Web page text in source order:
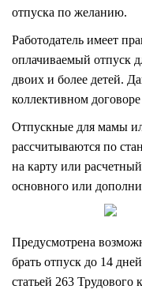
отпуска по желанию.
Работодатель имеет
оплачиваемый отпуск
двоих и более детей.
коллективном
Отпускные для мамы
рассчитываются по
на карту или
основного или
Предусмотрена
брать отпуск до 14
статьей 263